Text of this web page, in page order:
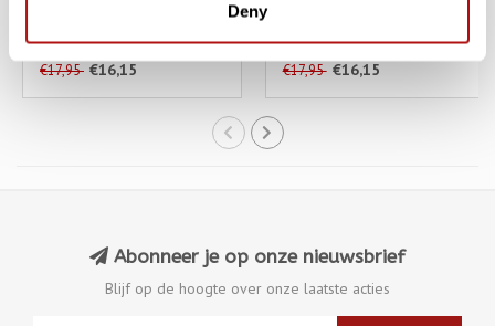
Deny
€17,95 €16,15 €17,95 €16,15
Abonneer je op onze nieuwsbrief
Blijf op de hoogte over onze laatste acties